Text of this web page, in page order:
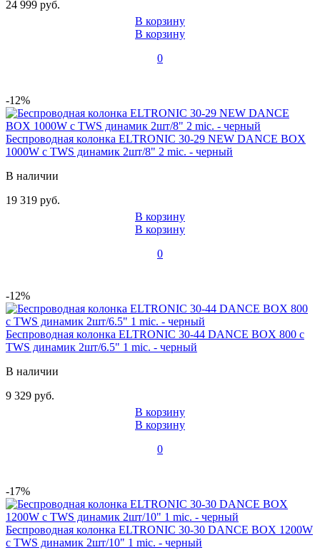
24 999 руб.
В корзину
В корзину
0
-12%
Беспроводная колонка ELTRONIC 30-29 NEW DANCE BOX
1000W с TWS динамик 2шт/8" 2 mic. - черный
В наличии
19 319 руб.
В корзину
В корзину
0
-12%
Беспроводная колонка ELTRONIC 30-44 DANCE BOX 800 с
TWS динамик 2шт/6.5" 1 mic. - черный
В наличии
9 329 руб.
В корзину
В корзину
0
-17%
Беспроводная колонка ELTRONIC 30-30 DANCE BOX 1200W
с TWS динамик 2шт/10" 1 mic. - черный